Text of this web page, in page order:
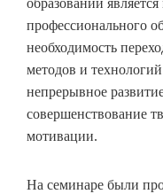
образовании
профессионального
необходимость
методов и
непрерывное
совершенствование
мотивации.
На семинаре были